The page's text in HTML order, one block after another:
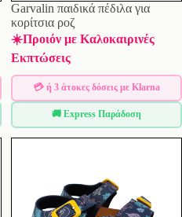
Garvalin παιδικά πέδιλα για
κορίτσια ροζ
☀️Προιόν με Καλοκαιρινές
Εκπτώσεις
💳 ή 3 άτοκες δόσεις με Klarna
🚚 Express Παράδοση